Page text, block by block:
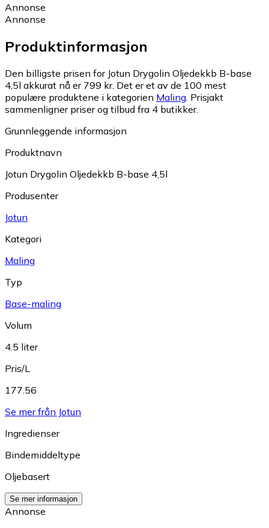
Annonse
Annonse
Produktinformasjon
Den billigste prisen for Jotun Drygolin Oljedekkb B-base
4,5l akkurat nå er 799 kr. Det er et av de 100 mest
populære produktene i kategorien Maling Prisjakt
sammenligner priser og tilbud fra 4 butikker.
Grunnleggende informasjon
Produktnavn
Jotun Drygolin Oljedekkb B-base 4,5l
Produsenter
Jotun
Kategori
Maling
Typ
Base-maling
Volum
4.5 liter
Pris/L
177.56
Se mer från Jotun
Ingredienser
Bindemiddeltype
Oljebasert
Se mer informasjon
Annonse